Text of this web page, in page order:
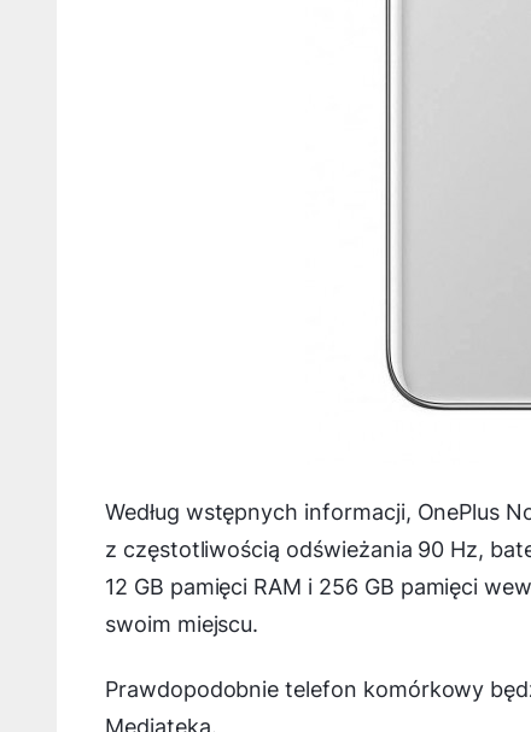
Według wstępnych informacji, OnePlus
z częstotliwością odświeżania 90 Hz,
12 GB pamięci RAM i 256 GB pamięci
swoim miejscu.
Prawdopodobnie telefon komórkowy
Mediateka.